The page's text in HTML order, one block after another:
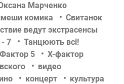
Марченко
комика
Свитанок
ведут экстрасенсы
7
Танцюють всі!
5
Х-фактор
видео
концерт
культура